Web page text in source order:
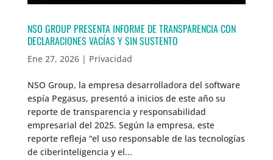
NSO GROUP PRESENTA INFORME DE TRANSPARENCIA CON
DECLARACIONES VACÍAS Y SIN SUSTENTO
Ene 27, 2026| Privacidad
NSO Group, la empresa desarrolladora del software
espía Pegasus, presentó a inicios de este año su
reporte de transparencia y responsabilidad
empresarial del 2025. Según la empresa, este
reporte refleja “el uso responsable de las tecnologías
de ciberinteligencia y el...